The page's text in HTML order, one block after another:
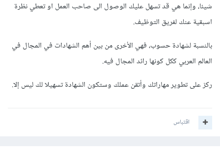
شيئا، وإنما هي قد تسهل عليك الوصول الى صاحب العمل او تعطي نظرة
اسبقية عنك لفريق التوظيف.
بالنسبة لشهادة حسوب، فهي الأخرى من بين أهم الشهادات في المجال في
العالم العربي ككل كونها رائد المجال فيه.
ركز على تطوير مهاراتك وأتقن عملك وستكون الشهادة تسهيلا لك ليس إلا.
اقتباس